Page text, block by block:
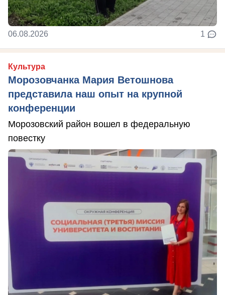
06.08.2026 1
Культура
Морозовчанка Мария Ветошнова
представила наш опыт на крупной
конференции
Морозовский район вошел в федеральную
повестку